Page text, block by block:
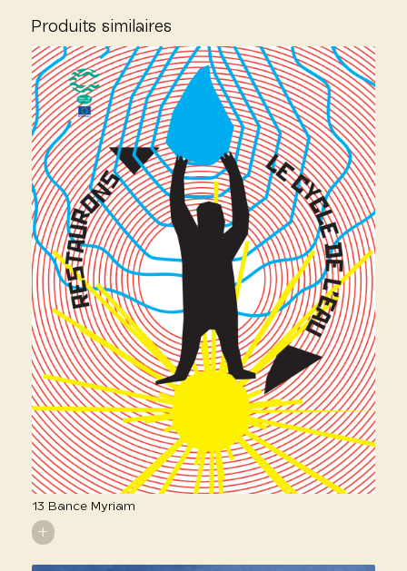
Produits similaires
13 Bance Myriam
+